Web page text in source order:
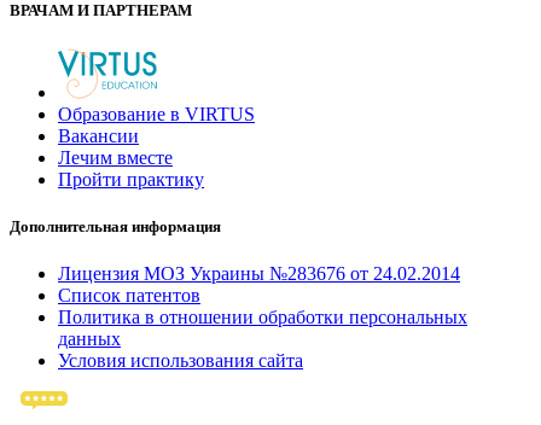
ВРАЧАМ И ПАРТНЕРАМ
Образование в VIRTUS
Вакансии
Лечим вместе
Пройти практику
Дополнительная информация
Лицензия МОЗ Украины №283676 от 24.02.2014
Список патентов
Политика в отношении обработки персональных
данных
Условия использования сайта